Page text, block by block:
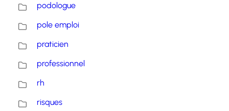
podologue
pole emploi
praticien
professionnel
rh
risques